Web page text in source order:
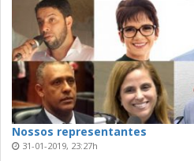
Nossos representantes
31-01-2019, 23:27h